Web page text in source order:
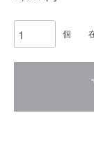
個